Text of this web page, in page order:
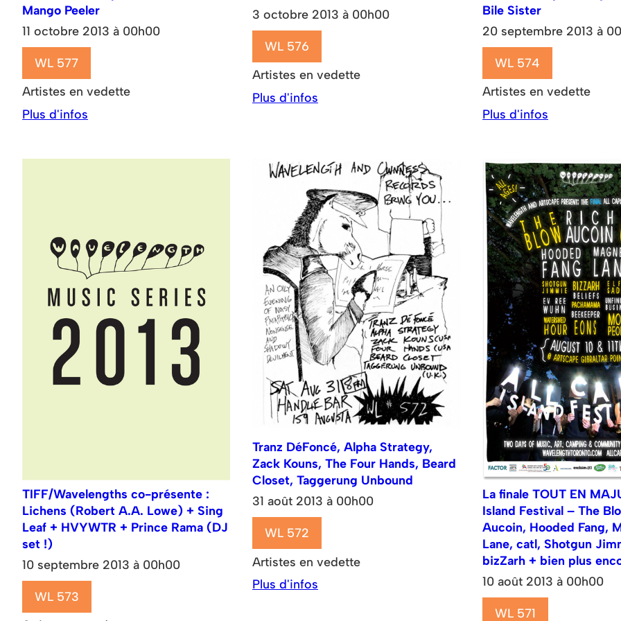
Mango Peeler
11 octobre 2013 à 00h00
WL 577
Artistes en vedette
Plus d'infos
3 octobre 2013 à 00h00
WL 576
Artistes en vedette
Plus d'infos
Bile Sister
20 septembre 2013 à
WL 574
Artistes en vedette
Plus d'infos
TIFF/Wavelengths co-présente :
Lichens (Robert A.A. Lowe) + Sing
Leaf + HVYWTR + Prince Rama (DJ
set !)
10 septembre 2013 à 00h00
WL 573
Tranz DéFoncé, Alpha Strategy,
Zack Kouns, The Four Hands, Beard
Closet, Taggerung Unbound
31 août 2013 à 00h00
WL 572
Artistes en vedette
Plus d'infos
La finale TOUT EN
Island Festival – The
Aucoin, Hooded Fang,
Lane, catl, Shotgun
bizZarh + bien plus
10 août 2013 à 00h00
WL 571